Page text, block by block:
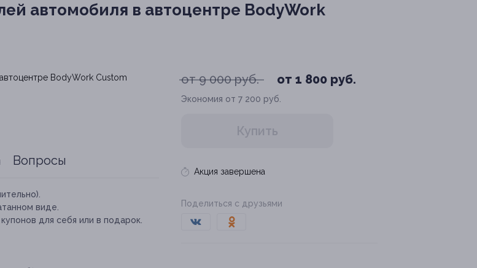
автомобиля в автоцентре BodyWork
от 9 000 руб. от 1 800 руб.
Экономия от 7 200 руб.
Купить
Акция завершена
Поделиться с друзьями
Вопросы
виде.
для себя или в подарок.